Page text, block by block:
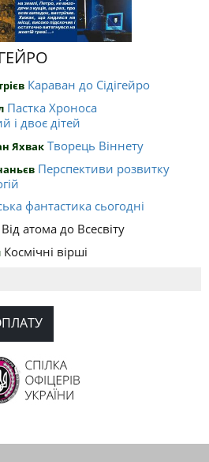
Караван до Сідігейро
Пастка Хроноса
і двоє дітей
Яхвак Творець Віннету
Перспективи розвитку
фантастика сьогодні
Від атома до Всесвіту
Космічні вірші